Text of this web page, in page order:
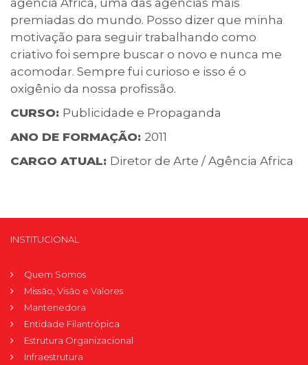
premiadas do mundo. Posso dizer que minha
motivação para seguir trabalhando como
criativo foi sempre buscar o novo e nunca me
acomodar. Sempre fui curioso e isso é o
oxigênio da nossa profissão.
CURSO: Publicidade e Propaganda
ANO DE FORMAÇÃO: 2011
CARGO ATUAL: Diretor de Arte / Agência Africa
INSTITUCIONAL
Quem Somos
Missão, Visão e Valores
Mantenedora
Entidade Filantrópica
Estrutura Organizacional
Infraestrutura